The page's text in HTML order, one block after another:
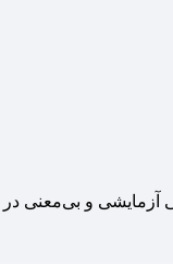
آزمایشی و